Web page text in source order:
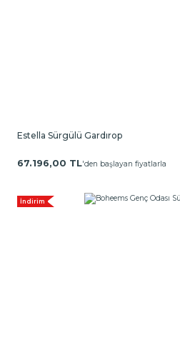
Estella Sürgülü Gardırop
67.196,00 TL'den başlayan fiyatlarla
İndirim